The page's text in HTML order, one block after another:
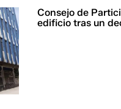
Consejo de
edificio tras un